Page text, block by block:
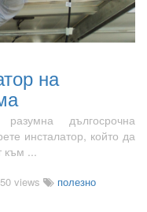
на
дългосрочна
инсталатор, който да
към ...
views полезно